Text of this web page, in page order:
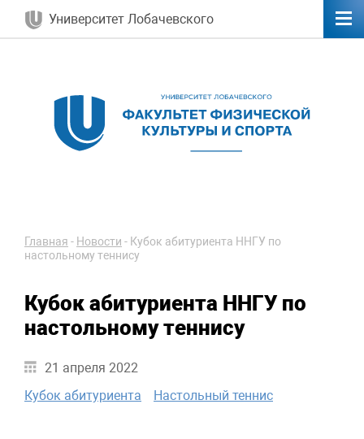
Университет Лобачевского
Главная - Новости - Кубок абитуриента ННГУ по
настольному теннису
Кубок абитуриента ННГУ по
настольному теннису
21 апреля 2022
Кубок абитуриента
Настольный теннис